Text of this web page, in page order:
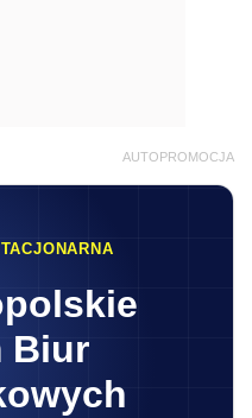
AUTOPROMOCJA
Biur